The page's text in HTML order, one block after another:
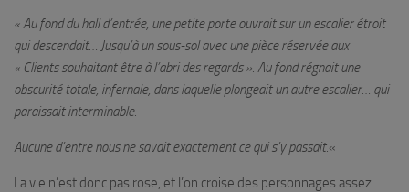
« Au fond du hall d’entrée, une petite porte ouvrait sur un escalier étroit
qui descendait… Jusqu’à un sous-sol avec une pièce réservée aux
« Clients souhaitant être à l’abri des regards ». Au fond régnait une
obscurité totale, infernale, dans laquelle plongeait un autre escalier… qui
paraissait interminable.
Aucune d’entre nous ne savait exactement ce qui s’y passait.«
La vie n’est donc pas rose, et l’on croise des personnages assez